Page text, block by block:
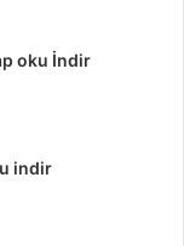
oku İndir
indir